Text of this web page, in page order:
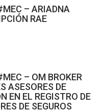
– ARIADNA
RAE
– OM BROKER
ASESORES DE
EN EL REGISTRO DE
DE SEGUROS